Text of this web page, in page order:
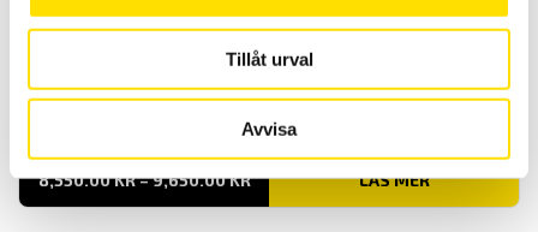
Tillåt urval
Avvisa
maxkapacitet upp till 210 g
8,550.00KR–9,650.00KRPRISINTERVALL:
TILL
LÄS MER